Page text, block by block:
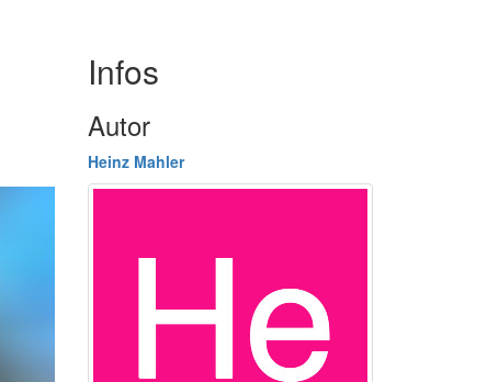
Infos
Autor
Heinz Mahler